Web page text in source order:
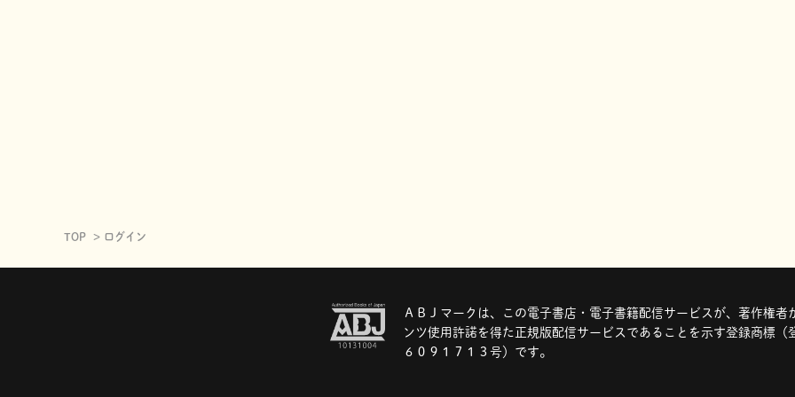
TOP ログイン
ＡＢＪマークは、この電子書店・電子書籍配信サービスが、著作権者
ンツ使用許諾を得た正規版配信サービスであることを示す登録商標（
６０９１７１３号）です。